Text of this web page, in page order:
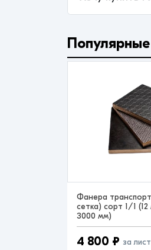
Фанера
сетка) сорт 1/1
3000 мм)
4 800 ₽ за лист